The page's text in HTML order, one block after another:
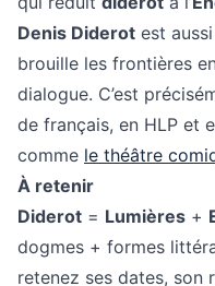
Denis Diderot est
brouille les frontières
dialogue. C’est
de français, en HLP et
comme le théâtre
À retenir
Diderot = Lumières +
dogmes + formes
retenez ses dates, son